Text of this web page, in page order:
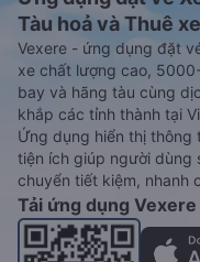
Tàu hoả và Thuê xe
Vexere - ứng dụng đặt
xe chất lượng cao,
bay và hãng tàu cùng
khắp các tỉnh thành tại
Ứng dụng hiển thị thông
tiện ích giúp người dùng
chuyển tiết kiệm, nhanh
Tải ứng dụng